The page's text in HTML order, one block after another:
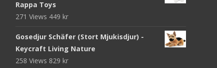
Rappa Toys
271 Views 449 kr
Gosedjur Schäfer (Stort Mjukisdjur) -
Keycraft Living Nature
258 Views 829 kr